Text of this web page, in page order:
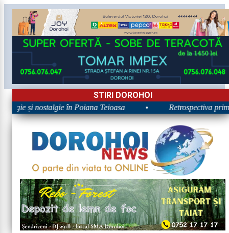
STIRI DOROHOI
și nostalgie în Poiana Teioasa Retrospectiva